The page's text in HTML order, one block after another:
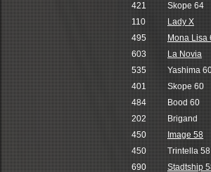
421
Skope 64
110
Lady X
495
Mona Lisa
603
La Novia
535
Yashima
401
Skope 60
484
Bood 60
202
Brigand
450
Image 58
450
Trintella 58
690
Stadtship